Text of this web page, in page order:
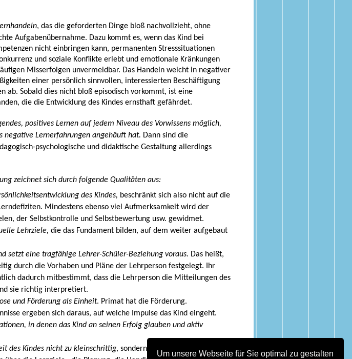
Um unsere Webseite für Sie optimal zu gestalten
, das die geforderten Dinge bloß nachvollzieht, ohne
Aufgabenübernahme. Dazu kommt es, wenn das Kind bei
nicht einbringen kann, permanenten Stresssituationen
und soziale Konflikte erlebt und emotionale Kränkungen
Misserfolgen unvermeidbar. Das Handeln weicht in negativer
einer persönlich sinnvollen, interessierten Beschäftigung
ab. Sobald dies nicht bloß episodisch vorkommt, ist eine
die die Entwicklung des Kindes ernsthaft gefährdet.
positives Lernen auf jedem Niveau des Vorwissens möglich,
negative Lernerfahrungen angehäuft hat. Dann sind die
psychologische und didaktische Gestaltung allerdings
zeichnet sich durch folgende Qualitäten aus:
des Kindes, beschränkt sich also nicht auf die
Mindestens ebenso viel Aufmerksamkeit wird der
der Selbstkontrolle und Selbstbewertung usw. gewidmet.
Lehrziele, die das Fundament bilden, auf dem weiter aufgebaut
setzt eine tragfähige Lehrer-Schüler-Beziehung voraus. Das heißt,
durch die Vorhaben und Pläne der Lehrperson festgelegt. Ihr
dadurch mitbestimmt, dass die Lehrperson die Mitteilungen des
sie richtig interpretiert.
und Förderung als Einheit. Primat hat die Förderung.
ergeben sich daraus, auf welche Impulse das Kind eingeht.
in denen das Kind an seinen Erfolg glauben und aktiv
des Kindes nicht zu kleinschrittig, sondern strebt Lernhandeln an